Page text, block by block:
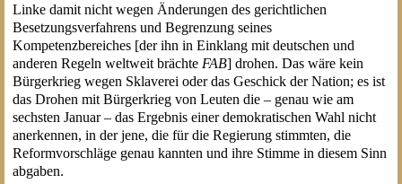
Linke damit nicht wegen Änderungen des gerichtlichen
Besetzungsverfahrens und Begrenzung seines
Kompetenzbereiches [der ihn in Einklang mit deutschen und
anderen Regeln weltweit brächte FAB] drohen. Das wäre kein
Bürgerkrieg wegen Sklaverei oder das Geschick der Nation; es ist
das Drohen mit Bürgerkrieg von Leuten die – genau wie am
sechsten Januar – das Ergebnis einer demokratischen Wahl nicht
anerkennen, in der jene, die für die Regierung stimmten, die
Reformvorschläge genau kannten und ihre Stimme in diesem Sinn
abgaben.